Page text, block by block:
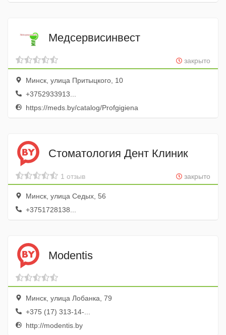
Медсервисинвест
закрыто
Минск, улица Притыцкого, 10
+3752933913...
https://meds.by/catalog/Profgigiena
Стоматология Дент Клиник
закрыто
1 отзыв
Минск, улица Седых, 56
+3751728138...
Modentis
Минск, улица Лобанка, 79
+375 (17) 313-14-...
http://modentis.by